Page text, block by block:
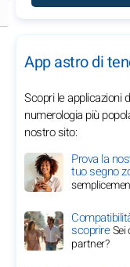
App astro di
Scopri le applicazioni
numerologia più
nostro sito:
Prova la
tuo segno
scoprireSei
partner?